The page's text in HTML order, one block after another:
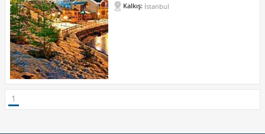
Kalkış: İstanbul
1